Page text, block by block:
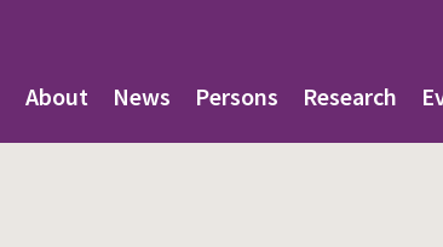
About News Persons Research